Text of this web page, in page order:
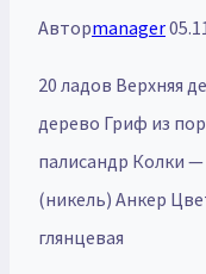
Авторmanager
20 ладов Верхняя
дерево Гриф из
палисандр Колки
(никель) Анкер
глянцевая